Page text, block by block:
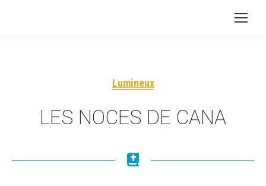
Lumineux
LES NOCES DE CANA